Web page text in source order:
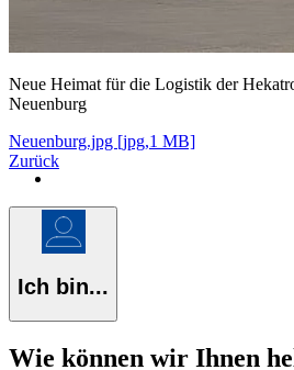
Neue Heimat für die Logistik der
Neuenburg
Neuenburg.jpg [jpg,1 MB]
Zurück
Ich bin...
Wie können wir Ihnen